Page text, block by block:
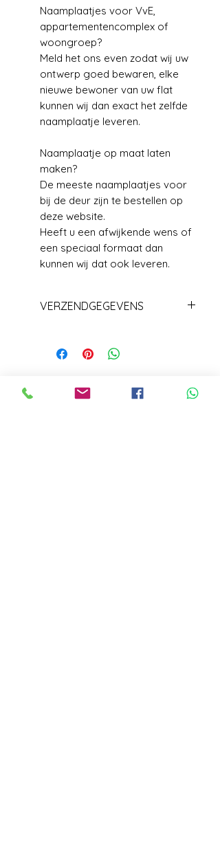
Naamplaatjes voor VvE,
appartementencomplex of
woongroep?
Meld het ons even zodat wij uw
ontwerp goed bewaren, elke
nieuwe bewoner van uw flat
kunnen wij dan exact het zelfde
naamplaatje leveren.
Naamplaatje op maat laten
maken?
De meeste naamplaatjes voor
bij de deur zijn te bestellen op
deze website.
Heeft u een afwijkende wens of
een speciaal formaat dan
kunnen wij dat ook leveren.
VERZENDGEGEVENS